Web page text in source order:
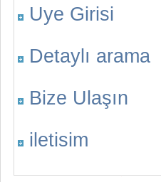
Uye Girisi
Detaylı arama
Bize Ulaşın
iletisim